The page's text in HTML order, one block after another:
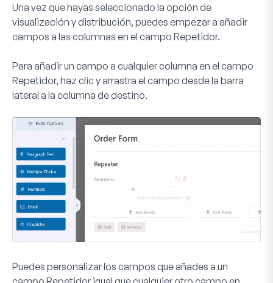
Una vez que hayas seleccionado la opción de
visualización y distribución, puedes empezar a añadir
campos a las columnas en el campo Repetidor.
Para añadir un campo a cualquier columna en el campo
Repetidor, haz clic y arrastra el campo desde la barra
lateral a la columna de destino.
Puedes personalizar los campos que añades a un